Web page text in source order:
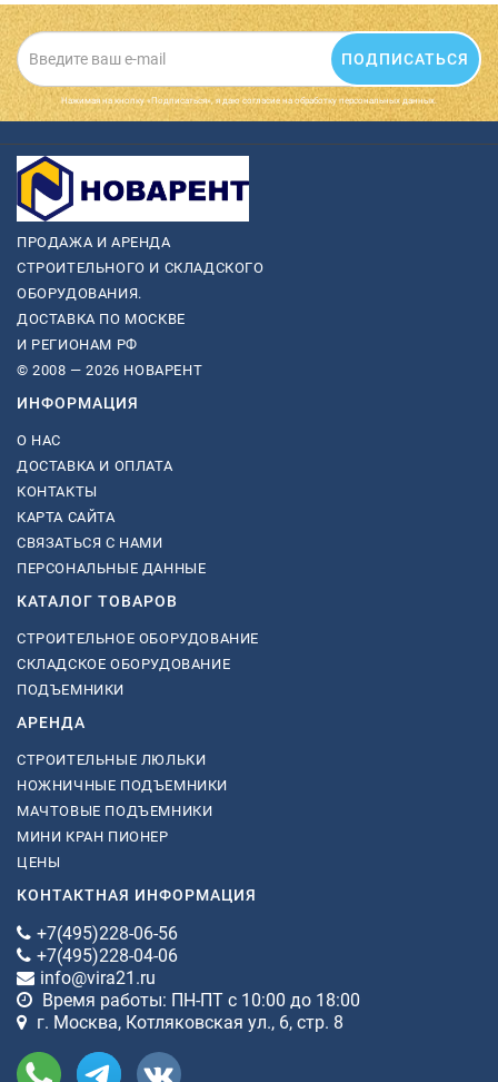
ПОДПИСАТЬСЯ
Нажимая на кнопку «Подписаться», я даю cогласие на обработку персональных данных.
ПРОДАЖА И АРЕНДА
СТРОИТЕЛЬНОГО И СКЛАДСКОГО
ОБОРУДОВАНИЯ.
ДОСТАВКА ПО МОСКВЕ
И РЕГИОНАМ РФ
© 2008 — 2026 НОВАРЕНТ
ИНФОРМАЦИЯ
О НАС
ДОСТАВКА И ОПЛАТА
КОНТАКТЫ
КАРТА САЙТА
СВЯЗАТЬСЯ С НАМИ
ПЕРСОНАЛЬНЫЕ ДАННЫЕ
КАТАЛОГ ТОВАРОВ
СТРОИТЕЛЬНОЕ ОБОРУДОВАНИЕ
СКЛАДСКОЕ ОБОРУДОВАНИЕ
ПОДЪЕМНИКИ
АРЕНДА
СТРОИТЕЛЬНЫЕ ЛЮЛЬКИ
НОЖНИЧНЫЕ ПОДЪЕМНИКИ
МАЧТОВЫЕ ПОДЪЕМНИКИ
МИНИ КРАН ПИОНЕР
ЦЕНЫ
КОНТАКТНАЯ ИНФОРМАЦИЯ
+7(495)228-06-56
+7(495)228-04-06
info@vira21.ru
Время работы: ПН-ПТ с 10:00 до 18:00
г. Москва, Котляковская ул., 6, стр. 8